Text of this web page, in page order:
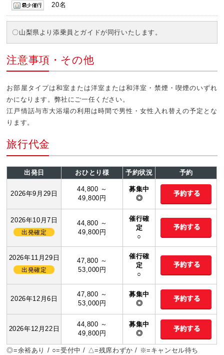
20名
〇山梨県より添乗員とガイドが同行いたします。
注意事項・その他
お部屋タイプは和室または洋室または和洋室・禁煙・喫煙のいずれ
かになります。弊社にご一任ください。
江戸情話与市大浴場の利用は時間で男性・女性入れ替えの予定とな
ります。
旅行代金
出発日 おひとり様 予約状況 予約
2026年9月29日
44,800 ～
49,800円
募集中
◎
2026年10月7日
出発確定
44,800 ～
49,800円
催行確
定
○
2026年11月29日
出発確定
47,800 ～
53,000円
催行確
定
○
2026年12月6日
47,800 ～
53,000円
募集中
◎
2026年12月22日
44,800 ～
49,800円
募集中
◎
◎=余裕あり / ○=受付中 / △=残席わずか / ※=キャンセル待ち